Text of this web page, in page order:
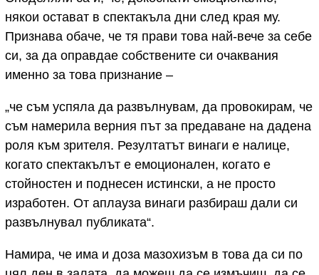
някои остават в спектакъла дни след края му.
Признава обаче, че тя прави това най-вече за себе
си, за да оправдае собствените си очаквания
именно за това признание –
„че съм успяла да развълнувам, да провокирам, че
съм намерила верния път за предаване на дадена
роля към зрителя. Резултатът винаги е налице,
когато спектакълът е емоционален, когато е
стойностен и поднесен истински, а не просто
изработен. От аплауза винаги разбираш дали си
развълнувал публиката“.
Намира, че има и доза мазохизъм в това да си по